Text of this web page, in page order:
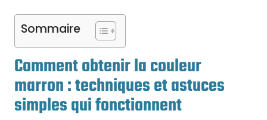
Sommaire
Comment obtenir la couleur
marron : techniques et astuces
simples qui fonctionnent